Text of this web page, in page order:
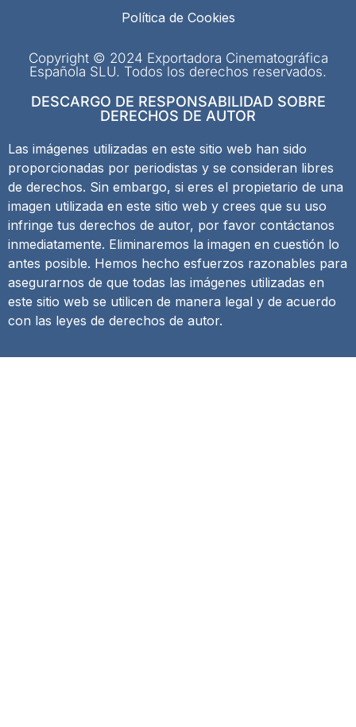
Política de Cookies
Copyright © 2024 Exportadora Cinematográfica
Española SLU. Todos los derechos reservados.
DESCARGO DE RESPONSABILIDAD SOBRE
DERECHOS DE AUTOR
Las imágenes utilizadas en este sitio web han sido
proporcionadas por periodistas y se consideran libres
de derechos. Sin embargo, si eres el propietario de una
imagen utilizada en este sitio web y crees que su uso
infringe tus derechos de autor, por favor contáctanos
inmediatamente. Eliminaremos la imagen en cuestión lo
antes posible. Hemos hecho esfuerzos razonables para
asegurarnos de que todas las imágenes utilizadas en
este sitio web se utilicen de manera legal y de acuerdo
con las leyes de derechos de autor.